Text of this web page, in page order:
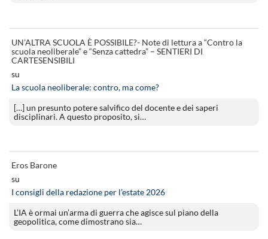
UN’ALTRA SCUOLA È POSSIBILE?- Note di lettura a “Contro la
scuola neoliberale” e “Senza cattedra” – SENTIERI DI
CARTESENSIBILI
su
La scuola neoliberale: contro, ma come?
[…] un presunto potere salvifico del docente e dei saperi
disciplinari. A questo proposito, si…
Eros Barone
su
I consigli della redazione per l’estate 2026
L’IA è ormai un’arma di guerra che agisce sul piano della
geopolitica, come dimostrano sia…